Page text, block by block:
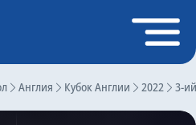
Англия Кубок Англии 2022 3-